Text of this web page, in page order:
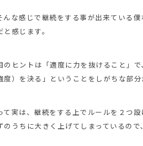
んな感じで継続をする事が出来ている
と感じます。
のヒントは「適度に力を抜けること」
度）を決る」ということをしがちな部
て実は、継続をする上でルールを２つ
のうちに大きく上げてしまっているの